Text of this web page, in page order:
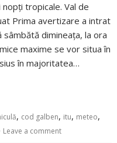
tropicale. Val de
Prima avertizare a intrat
dimineața, la ora
maxime se vor situa în
în majoritatea…
, cod galben, itu, meteo,
Leave a comment